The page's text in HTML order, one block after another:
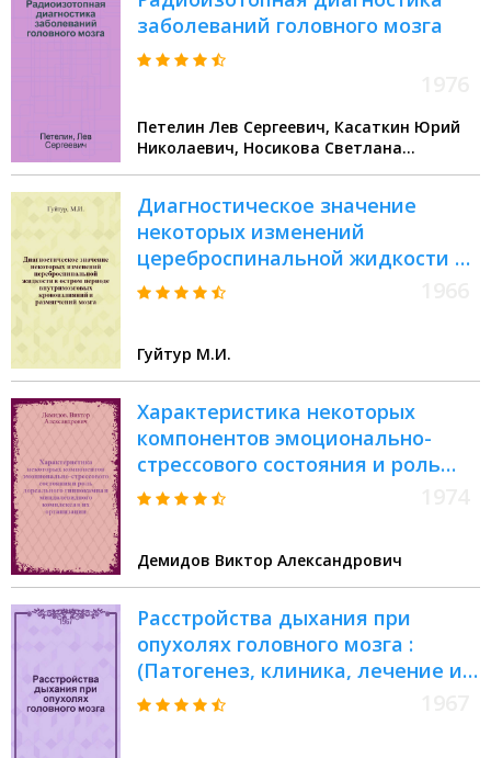
заболеваний головного мозга
Петелин Лев Сергеевич, Касаткин Юрий
Николаевич, Носикова Светлана
Диагностическое значение
некоторых изменений
цереброспинальной жидкости в
остром периоде внутримозговых
соискание учен. степени канд.
мед. наук
Гуйтур М.И.
Характеристика некоторых
компонентов эмоционально-
стрессового состояния и роль
дорсального гиппокампа и
исследование) : Автореф. дис. на
соиск. учен. степени канд. мед.
наук : (14.00.17)
Демидов Виктор Александрович
Расстройства дыхания при
опухолях головного мозга :
(Патогенез, клиника, лечение и
профилактика) : Автореферат